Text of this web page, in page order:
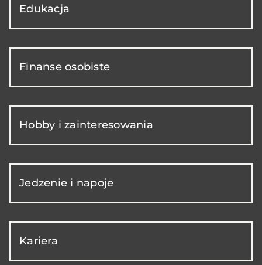
Edukacja
Finanse osobiste
Hobby i zainteresowania
Jedzenie i napoje
Kariera